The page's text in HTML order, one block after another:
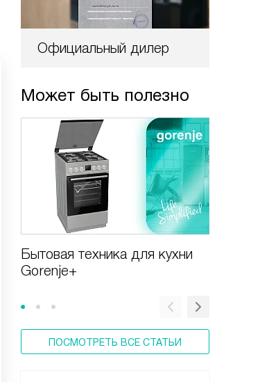
Официальный дилер
Может быть полезно
Бытовая техника для кухни
Gorenje+
ПОСМОТРЕТЬ ВСЕ СТАТЬИ